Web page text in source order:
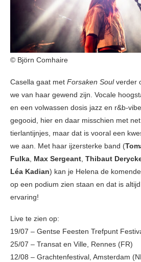
© Björn Comhaire
Casella gaat met Forsaken Soulverder
we van haar gewend zijn. Vocale
en een volwassen dosis jazz en r&b-
gegooid, hier en daar misschien met
tierlantijnjes, maar dat is vooral een
we aan. Met haar ijzersterke band (
Fulka, Max Sergeant, Thibaut
Léa Kadian) kan je Helena de
op een podium zien staan en dat is
ervaring!
Live te zien op:
19/07 – Gentse Feesten Trefpunt
25/07 – Transat en Ville, Rennes (FR)
12/08 – Grachtenfestival, Amsterdam